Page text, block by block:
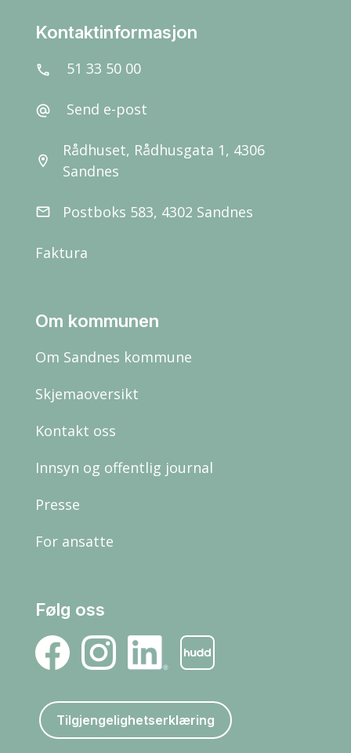
Kontaktinformasjon
call 51 33 50 00
alternate_email Send e-post
location_on
Rådhuset, Rådhusgata 1, 4306
Sandnes
email Postboks 583, 4302 Sandnes
Faktura
Om kommunen
Om Sandnes kommune
Skjemaoversikt
Kontakt oss
Innsyn og offentlig journal
Presse
For ansatte
Følg oss
Tilgjengelighetserklæring